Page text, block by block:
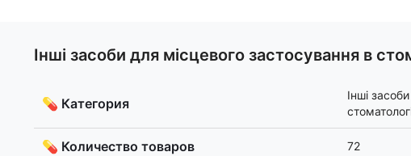
Інші засоби для місцевого застосування в
💊 Категория
Інші
💊 Количество товаров 72